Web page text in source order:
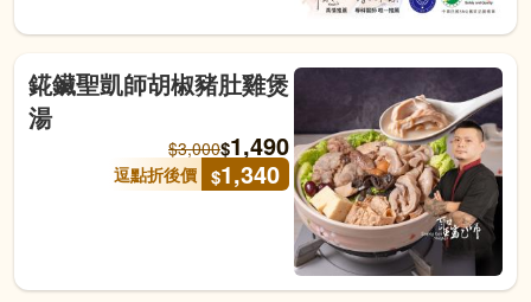
錵鑶聖凱師胡椒豬肚雞煲
湯
$3,000$1,490
逗點折後價 $1,340